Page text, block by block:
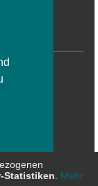
Statistiken
Mehr